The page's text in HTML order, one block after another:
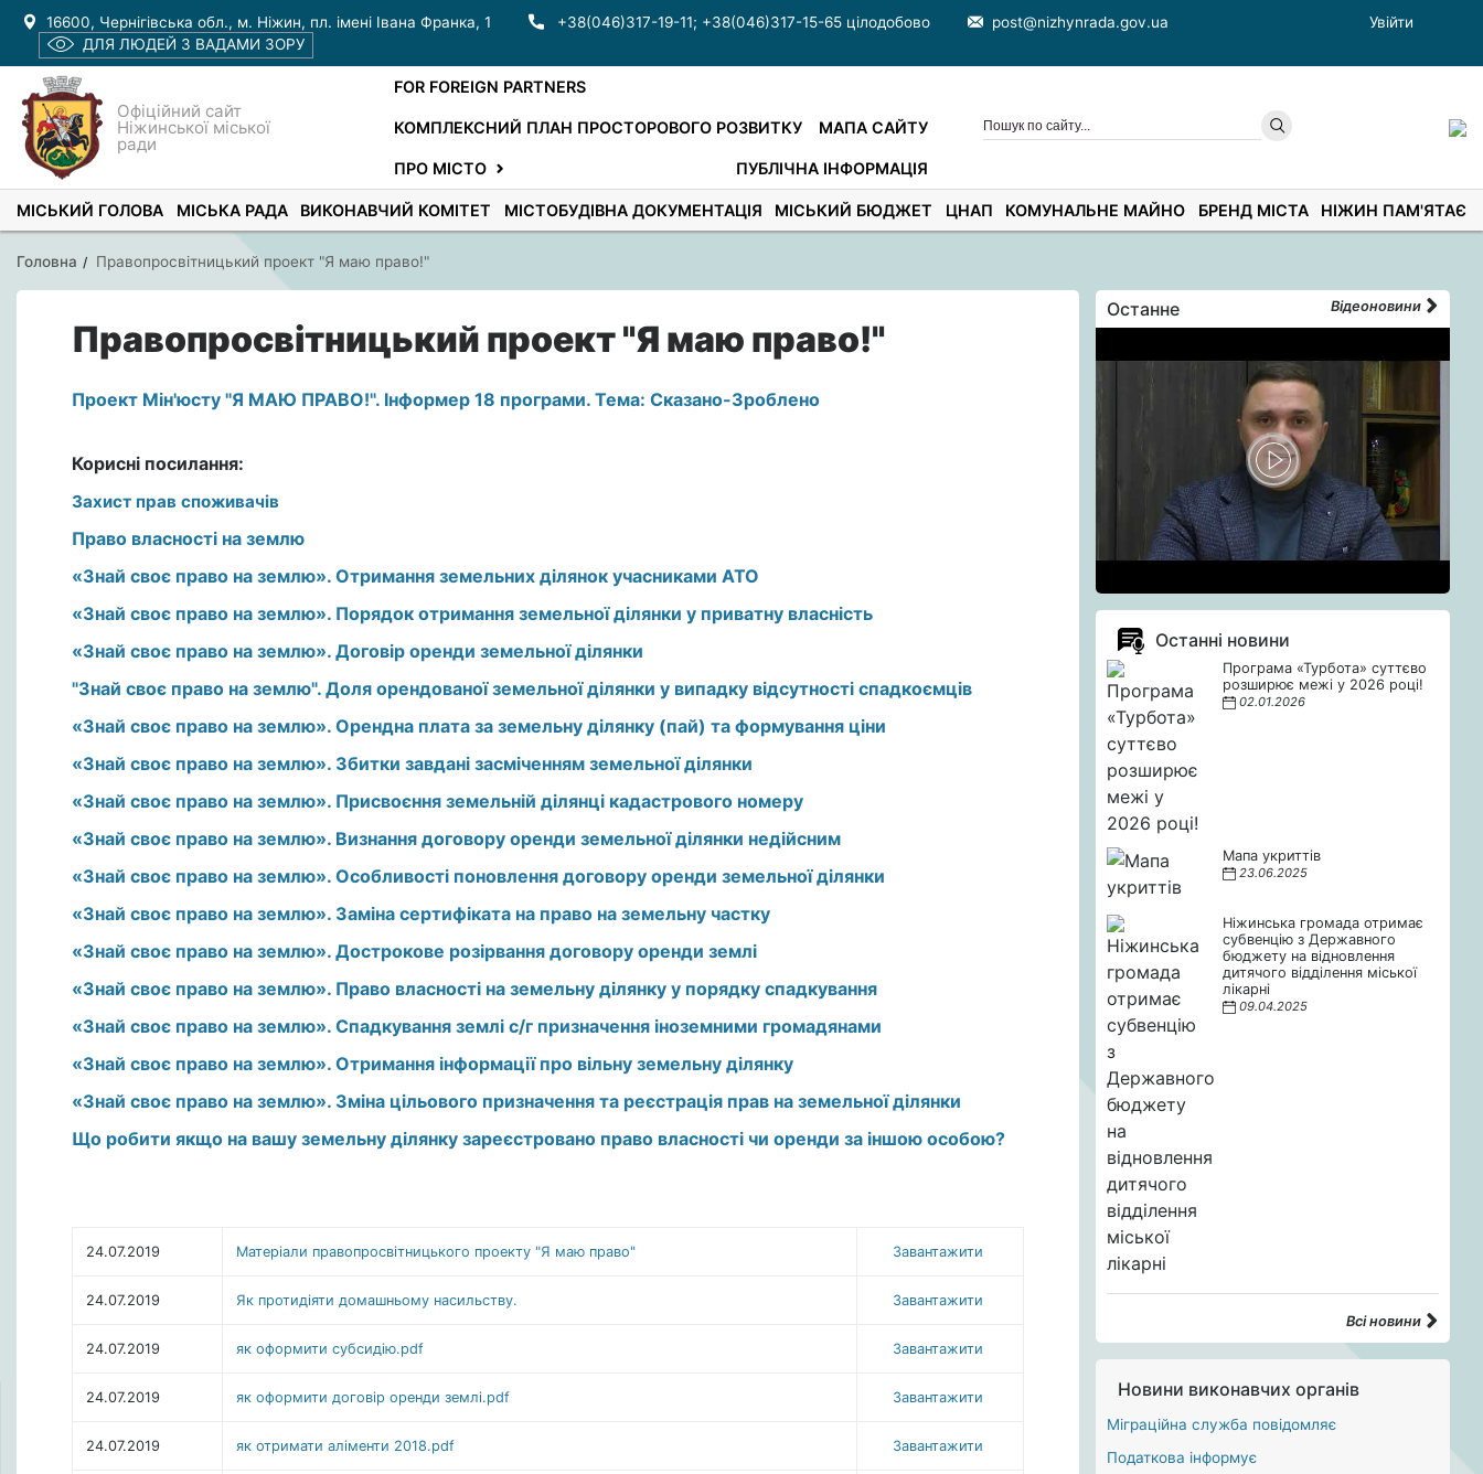
16600, Чернігівська обл., м. Ніжин, пл. імені Івана Франка, 1 +38(046)317-19-11; +38(046)317-15-65 цілодобово post@nizhynrada.gov.ua
Увійти
ДЛЯ ЛЮДЕЙ З ВАДАМИ ЗОРУ
Офіційний сайт
Ніжинської міської
ради
FOR FOREIGN PARTNERS
КОМПЛЕКСНИЙ ПЛАН ПРОСТОРОВОГО РОЗВИТКУ МАПА САЙТУ
ПРО МІСТО ПУБЛІЧНА ІНФОРМАЦІЯ
МІСЬКИЙ ГОЛОВА МІСЬКА РАДА ВИКОНАВЧИЙ КОМІТЕТ МІСТОБУДІВНА ДОКУМЕНТАЦІЯ МІСЬКИЙ БЮДЖЕТ ЦНАП КОМУНАЛЬНЕ МАЙНО БРЕНД МІСТА НІЖИН ПАМ'ЯТАЄ
Головна Правопросвітницький проект "Я маю право!"
Правопросвітницький проект "Я маю право!"
Проект Мін'юсту "Я МАЮ ПРАВО!". Інформер 18 програми. Тема: Сказано-Зроблено
Корисні посилання:
Захист прав споживачів
Право власності на землю
«Знай своє право на землю». Отримання земельних ділянок учасниками АТО
«Знай своє право на землю». Порядок отримання земельної ділянки у приватну власність
«Знай своє право на землю». Договір оренди земельної ділянки
"Знай своє право на землю". Доля орендованої земельної ділянки у випадку відсутності спадкоємців
«Знай своє право на землю». Орендна плата за земельну ділянку (пай) та формування ціни
«Знай своє право на землю». Збитки завдані засміченням земельної ділянки
«Знай своє право на землю». Присвоєння земельній ділянці кадастрового номеру
«Знай своє право на землю». Визнання договору оренди земельної ділянки недійсним
«Знай своє право на землю». Особливості поновлення договору оренди земельної ділянки
«Знай своє право на землю». Заміна сертифіката на право на земельну частку
«Знай своє право на землю». Дострокове розірвання договору оренди землі
«Знай своє право на землю». Право власності на земельну ділянку у порядку спадкування
«Знай своє право на землю». Спадкування землі с/г призначення іноземними громадянами
«Знай своє право на землю». Отримання інформації про вільну земельну ділянку
«Знай своє право на землю». Зміна цільового призначення та реєстрація прав на земельної ділянки
Що робити якщо на вашу земельну ділянку зареєстровано право власності чи оренди за іншою особою?
24.07.2019 Матеріали правопросвітницького проекту "Я маю право" Завантажити
24.07.2019 Як протидіяти домашньому насильству. Завантажити
24.07.2019 як оформити субсидію.pdf Завантажити
24.07.2019 як оформити договір оренди землі.pdf Завантажити
24.07.2019 як отримати аліменти 2018.pdf Завантажити
Останне Відеоновини
Останні новини
Програма «Турбота» суттєво
розширює межі у 2026 році!
02.01.2026
Мапа укриттів
23.06.2025
Ніжинська громада отримає
субвенцію з Державного
бюджету на відновлення
дитячого відділення міської
лікарні
09.04.2025
Всі новини
Новини виконавчих органів
Міграційна служба повідомляє
Податкова інформує